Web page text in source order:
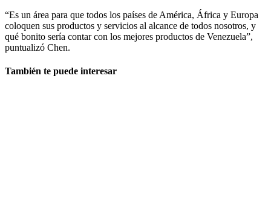
“Es un área para que todos los países de América, África y Europa
coloquen sus productos y servicios al alcance de todos nosotros, y
qué bonito sería contar con los mejores productos de Venezuela”,
puntualizó Chen.
También te puede interesar